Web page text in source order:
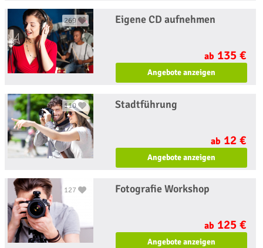
269 Eigene CD aufnehmen
ab 135 €
Angebote anzeigen
110 Stadtführung
ab 12 €
Angebote anzeigen
127 Fotografie Workshop
ab 125 €
Angebote anzeigen